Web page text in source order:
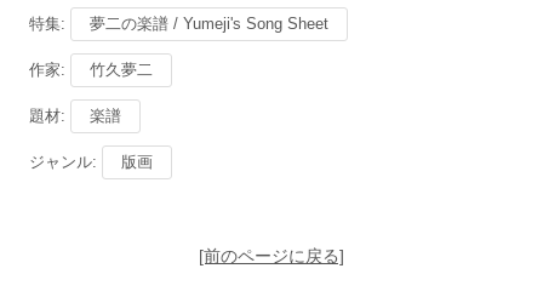
特集: 夢二の楽譜 / Yumeji's Song Sheet
作家: 竹久夢二
題材: 楽譜
ジャンル: 版画
[前のページに戻る]